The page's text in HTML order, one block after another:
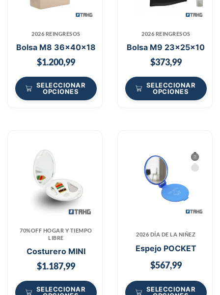
2026 REINGRESOS
Bolsa M8 36x40x18
$1.200,99
SELECCIONAR
OPCIONES
2026 REINGRESOS
Bolsa M9 23x25x10
$373,99
SELECCIONAR
OPCIONES
70%OFF HOGAR Y TIEMPO
LIBRE
Costurero MINI
$1.187,99
SELECCIONAR
2026 DÍA DE LA NIÑEZ
Espejo POCKET
$567,99
SELECCIONAR